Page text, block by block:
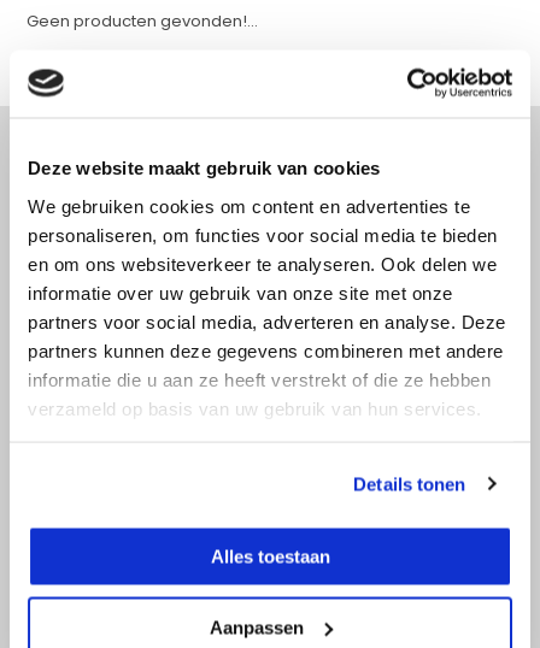
Deze website maakt gebruik van cookies
We gebruiken cookies om content en advertenties te
personaliseren, om functies voor social media te bieden
en om ons websiteverkeer te analyseren. Ook delen we
informatie over uw gebruik van onze site met onze
partners voor social media, adverteren en analyse. Deze
partners kunnen deze gegevens combineren met andere
informatie die u aan ze heeft verstrekt of die ze hebben
verzameld op basis van uw gebruik van hun services.
Details tonen
Alles toestaan
Aanpassen
Geen producten gevonden!...
Advies nodig?
Doe onze online keuzehulp of bel direct
met een specialist!
Doe onze online keuzehulp